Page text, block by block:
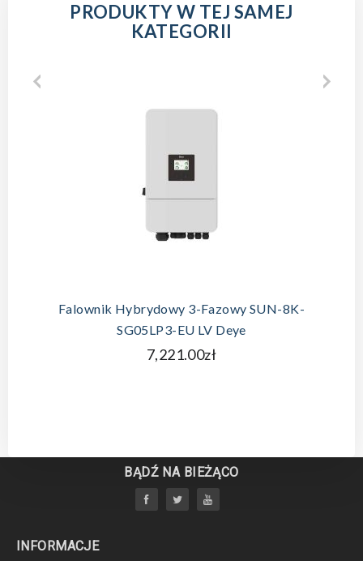
PRODUKTY W TEJ SAMEJ
KATEGORII
Falownik Hybrydowy 3-Fazowy SUN-8K-
SG05LP3-EU LV Deye
7,221.00zł
BĄDŹ NA BIEŻĄCO
INFORMACJE